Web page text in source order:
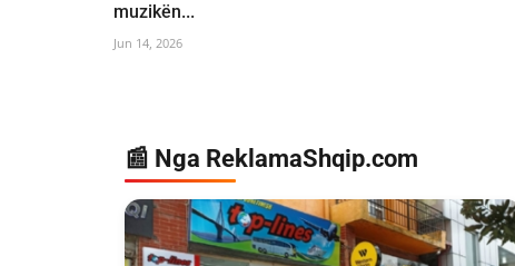
muzikën...
Jun 14, 2026
📰 Nga ReklamaShqip.com